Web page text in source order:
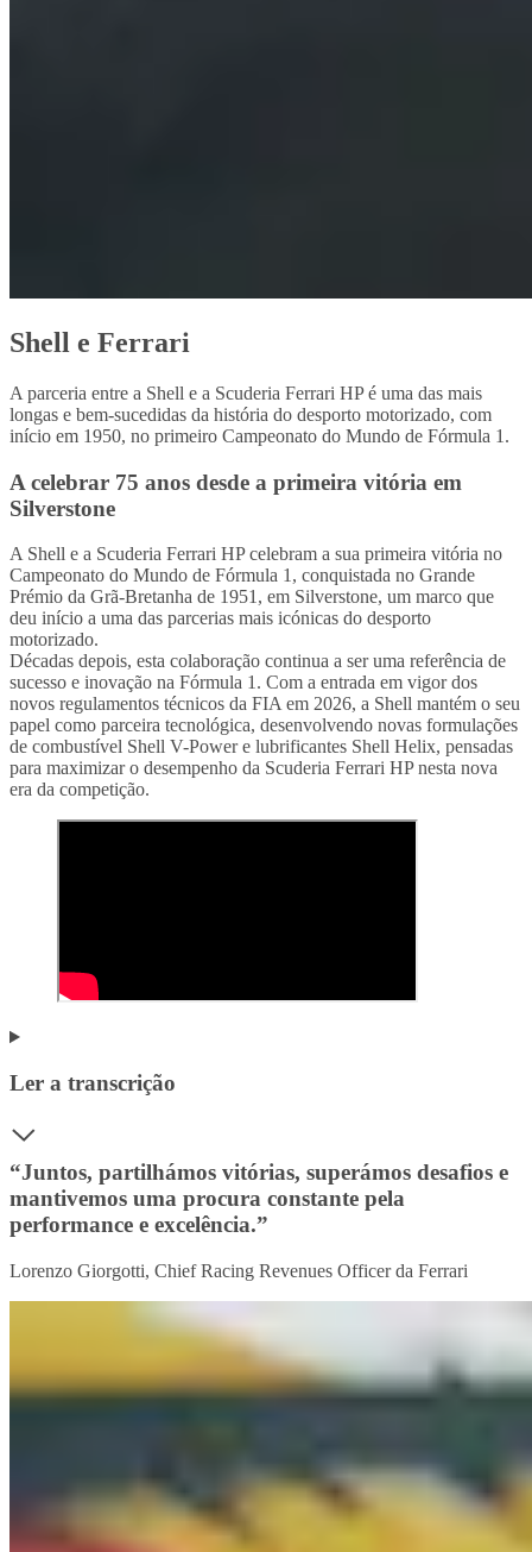
Shell e Ferrari
A parceria entre a Shell e a Scuderia Ferrari HP é uma das mais
longas e bem-sucedidas da história do desporto motorizado, com
início em 1950, no primeiro Campeonato do Mundo de Fórmula 1.
A celebrar 75 anos desde a primeira vitória em
Silverstone
A Shell e a Scuderia Ferrari HP celebram a sua primeira vitória no
Campeonato do Mundo de Fórmula 1, conquistada no Grande
Prémio da Grã-Bretanha de 1951, em Silverstone, um marco que
deu início a uma das parcerias mais icónicas do desporto
motorizado.
Décadas depois, esta colaboração continua a ser uma referência de
sucesso e inovação na Fórmula 1. Com a entrada em vigor dos
novos regulamentos técnicos da FIA em 2026, a Shell mantém o seu
papel como parceira tecnológica, desenvolvendo novas formulações
de combustível Shell V-Power e lubrificantes Shell Helix, pensadas
para maximizar o desempenho da Scuderia Ferrari HP nesta nova
era da competição.
Ler a transcrição
“Juntos, partilhámos vitórias, superámos desafios e
mantivemos uma procura constante pela
performance e excelência.”
Lorenzo Giorgotti, Chief Racing Revenues Officer da Ferrari